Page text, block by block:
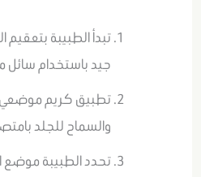
تبدأ الطبيبة
جيد باستخدام
تطبيق كريم موضعي
والسماح للجلد
تحدد الطبيبة موضع